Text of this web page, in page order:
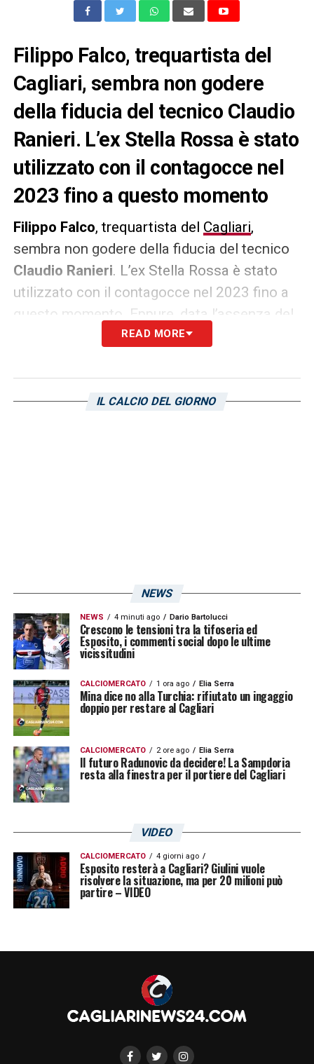
Filippo Falco, trequartista del
Cagliari, sembra non godere
della fiducia del tecnico Claudio
Ranieri. L’ex Stella Rossa è stato
utilizzato con il contagocce nel
2023 fino a questo momento
Filippo Falco, trequartista del Cagliari,
sembra non godere della fiducia del tecnico
Claudio Ranieri. L’ex Stella Rossa è stato
utilizzato con il contagocce nel 2023 fino a
questo momento. Eppure, data l’assenza del
capitano, Leonardo Pavoletti, gli attaccanti
potrebbero beneficiare dei suggerimenti
dettati da Falco; quando hanno giocato
READ MORE
IL CALCIO DEL GIORNO
NEWS
NEWS 4 minuti ago Dario Bartolucci
Crescono le tensioni tra la tifoseria ed
Esposito, i commenti social dopo le ultime
vicissitudini
CALCIOMERCATO 1 ora ago Elia Serra
Mina dice no alla Turchia: rifiutato un ingaggio
doppio per restare al Cagliari
CALCIOMERCATO 2 ore ago Elia Serra
Il futuro Radunovic da decidere! La Sampdoria
resta alla finestra per il portiere del Cagliari
VIDEO
CALCIOMERCATO 4 giorni ago
Esposito resterà a Cagliari? Giulini vuole
risolvere la situazione, ma per 20 milioni può
partire – VIDEO